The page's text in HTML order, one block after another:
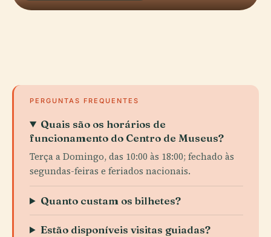
PERGUNTAS FREQUENTES
Quais são os horários de
funcionamento do Centro de Museus?
Terça a Domingo, das 10:00 às 18:00; fechado às
segundas-feiras e feriados nacionais.
Quanto custam os bilhetes?
Estão disponíveis visitas guiadas?